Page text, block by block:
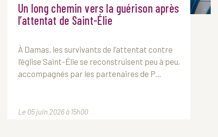
Un long chemin vers la guérison après
l’attentat de Saint-Élie
À Damas, les survivants de l’attentat contre
l’église Saint-Élie se reconstruisent peu à peu,
accompagnés par les partenaires de P...
Le 05 juin 2026 à 15h00